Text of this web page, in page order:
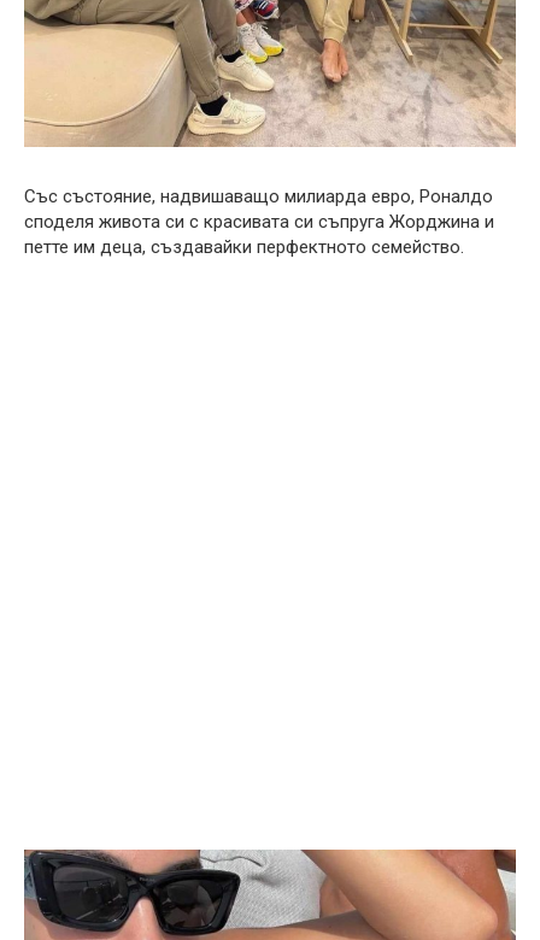
Със състояние, надвишаващо милиарда евро, Роналдо
споделя живота си с красивата си съпруга Жорджина и
петте им деца, създавайки перфектното семейство.